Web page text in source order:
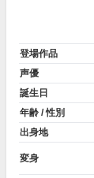
登場作品
声優
誕生日
年齢 / 性別
出身地
変身